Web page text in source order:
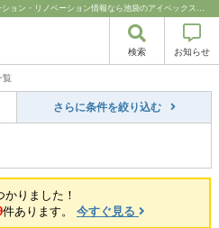
朝日小学校｜豊島区・中野区・新宿区の中古マンション・リノベーション情報なら池袋のアイベックスホーム！
検索 お知らせ
覧
さらに条件を絞り込む
かりました！
件あります。 今すぐ見る